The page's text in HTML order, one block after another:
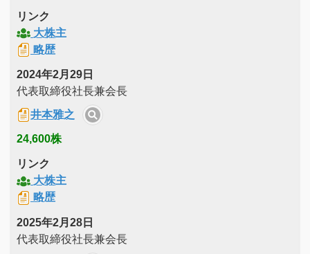
リンク
大株主
略歴
2024年2月29日
代表取締役社長兼会長
井本雅之
24,600株
リンク
大株主
略歴
2025年2月28日
代表取締役社長兼会長